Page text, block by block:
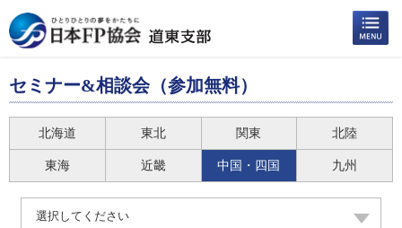
セミナー&相談会（参加無料）
北海道 東北 関東 北陸
東海 近畿 中国・四国 九州
選択してください